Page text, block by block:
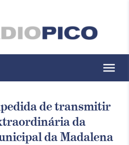
menu
de transmitir
da
da Madalena